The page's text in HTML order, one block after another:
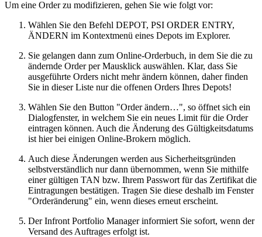
Um eine Order zu modifizieren, gehen Sie wie folgt vor:
Wählen Sie den Befehl DEPOT, PSI ORDER ENTRY,
ÄNDERN im Kontextmenü eines Depots im Explorer.
Sie gelangen dann zum Online-Orderbuch, in dem Sie die zu
ändernde Order per Mausklick auswählen. Klar, dass Sie
ausgeführte Orders nicht mehr ändern können, daher finden
Sie in dieser Liste nur die offenen Orders Ihres Depots!
Wählen Sie den Button "Order ändern…", so öffnet sich ein
Dialogfenster, in welchem Sie ein neues Limit für die Order
eintragen können. Auch die Änderung des Gültigkeitsdatums
ist hier bei einigen Online-Brokern möglich.
Auch diese Änderungen werden aus Sicherheitsgründen
selbstverständlich nur dann übernommen, wenn Sie mithilfe
einer gültigen TAN bzw. Ihrem Passwort für das Zertifikat die
Eintragungen bestätigen. Tragen Sie diese deshalb im Fenster
"Orderänderung" ein, wenn dieses erneut erscheint.
Der Infront Portfolio Manager informiert Sie sofort, wenn der
Versand des Auftrages erfolgt ist.